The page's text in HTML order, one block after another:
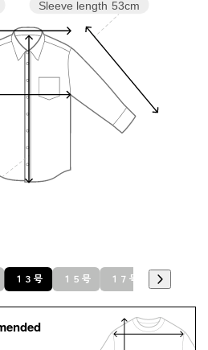
Sleeve length 53cm
１３号 １５号 １７号